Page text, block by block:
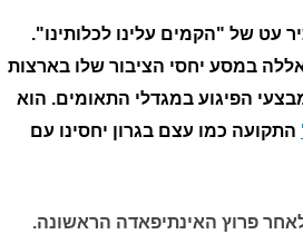
עט של "הקמים עלינו לכלותינו".
במסע יחסי הציבור שלו בארצות
הפיגוע במגדלי התאומים. הוא
התקועה כמו עצם בגרון יחסינו עם
פרוץ האינתיפאדה הראשונה.